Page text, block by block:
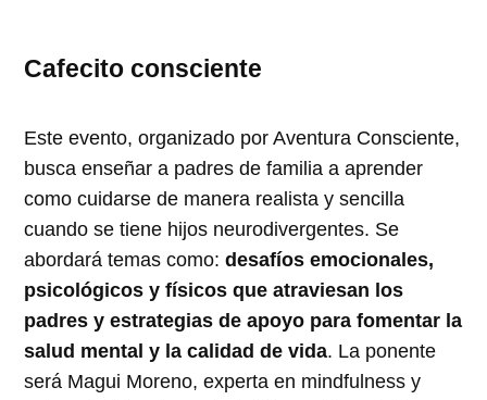
Cafecito consciente
Este evento, organizado por Aventura Consciente,
busca enseñar a padres de familia a aprender
como cuidarse de manera realista y sencilla
cuando se tiene hijos neurodivergentes. Se
abordará temas como:desafíos emocionales,
psicológicos y físicos que atraviesan los
padres y estrategias de apoyo para fomentar la
salud mental y la calidad de vida. La ponente
será Magui Moreno, experta en mindfulness y